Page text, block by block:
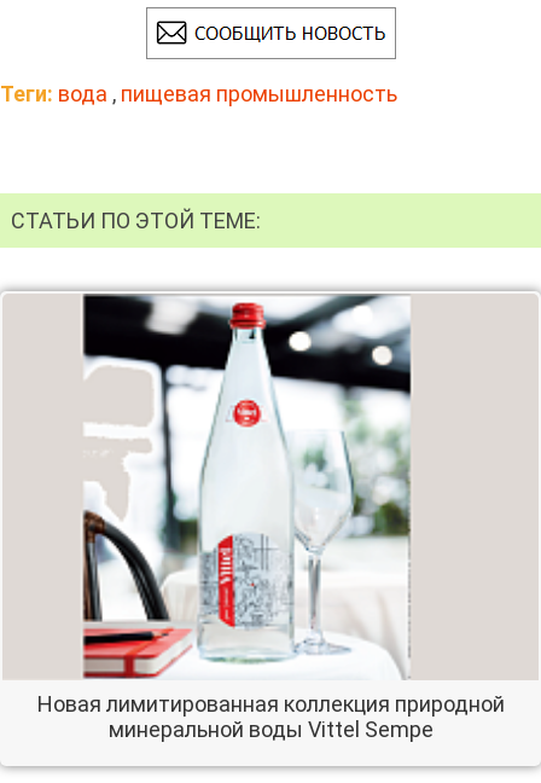
Теги: вода , пищевая промышленность
СТАТЬИ ПО ЭТОЙ ТЕМЕ:
Новая лимитированная коллекция природной
минеральной воды Vittel Sempe